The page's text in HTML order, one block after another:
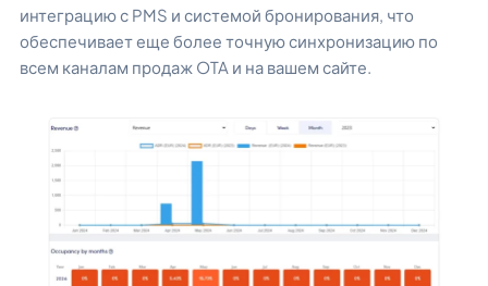
интеграцию с PMS и системой бронирования, что
обеспечивает еще более точную синхронизацию по
всем каналам продаж OTA и на вашем сайте.